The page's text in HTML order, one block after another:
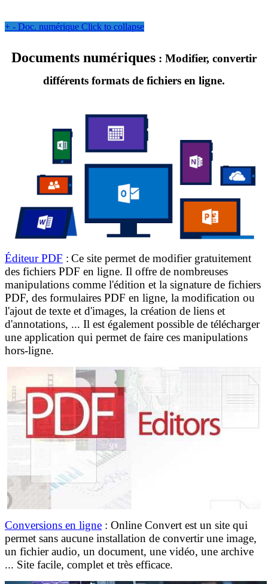
+ - Doc. numérique Click to collapse
Documents numériques : Modifier, convertir
différents formats de fichiers en ligne.
Éditeur PDF : Ce site permet de modifier gratuitement
des fichiers PDF en ligne. Il offre de nombreuses
manipulations comme l'édition et la signature de fichiers
PDF, des formulaires PDF en ligne, la modification ou
l'ajout de texte et d'images, la création de liens et
d'annotations, ... Il est également possible de télécharger
une application qui permet de faire ces manipulations
hors-ligne.
Conversions en ligne : Online Convert est un site qui
permet sans aucune installation de convertir une image,
un fichier audio, un document, une vidéo, une archive
... Site facile, complet et très efficace.